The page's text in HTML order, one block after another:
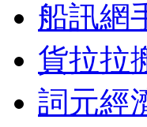
船訊網
貨拉拉
詞元經